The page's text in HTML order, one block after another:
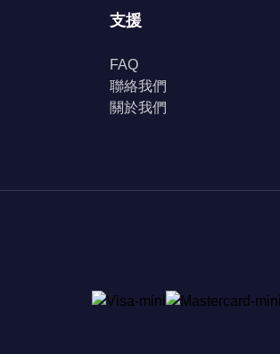
支援
FAQ
聯絡我們
關於我們